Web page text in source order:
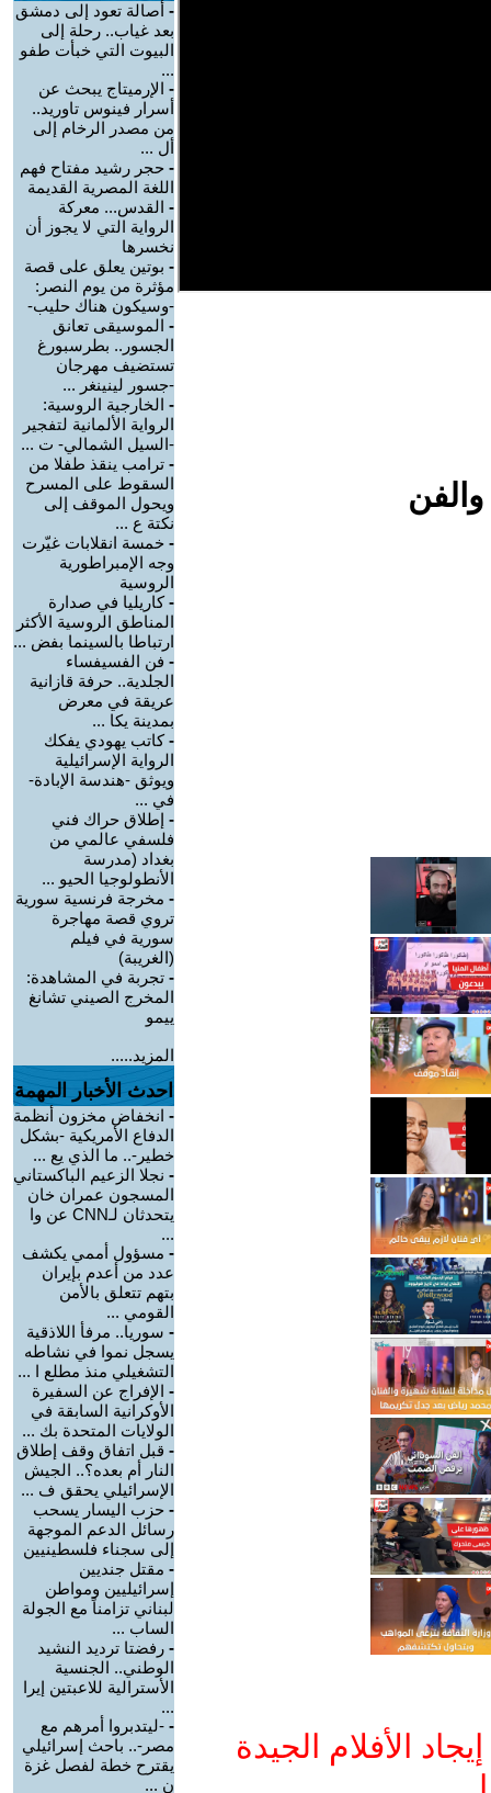
الأفلام الجيدة
- أصالة تعود إلى دمشق
بعد غياب.. رحلة إلى
البيوت التي خبأت طفو
...
- الإرميتاج يبحث عن
أسرار فينوس تاوريد..
من مصدر الرخام إلى
أل ...
- حجر رشيد مفتاح فهم
اللغة المصرية القديمة
- القدس... معركة
الرواية التي لا يجوز أن
نخسرها
- بوتين يعلق على قصة
مؤثرة من يوم النصر:
-وسيكون هناك حليب-
- الموسيقى تعانق
الجسور.. بطرسبورغ
تستضيف مهرجان
-جسور لينينغر ...
- الخارجية الروسية:
الرواية الألمانية لتفجير
-السيل الشمالي- ت ...
- ترامب ينقذ طفلا من
السقوط على المسرح
ويحول الموقف إلى
نكتة ع ...
- خمسة انقلابات غيّرت
وجه الإمبراطورية
الروسية
-كاريليا في صدارة
المناطق الروسية الأكثر
ارتباطا بالسينما بفض ...
- فن الفسيفساء
الجلدية.. حرفة قازانية
عريقة في معرض
بمدينة يكا ...
-كاتب يهودي يفكك
الرواية الإسرائيلية
ويوثق -هندسة الإبادة-
في ...
- إطلاق حراك فني
فلسفي عالمي من
بغداد (مدرسة
الأنطولوجيا الحيو ...
- مخرجة فرنسية سورية
تروي قصة مهاجرة
سورية في فيلم
(الغريبة)
- تجربة في المشاهدة:
المخرج الصيني تشانغ
ييمو
المزيد.....
احدث الأخبار المهمة
- انخفاض مخزون أنظمة
الدفاع الأمريكية -بشكل
خطير-.. ما الذي يع ...
- نجلا الزعيم الباكستاني
المسجون عمران خان
يتحدثان لـCNN عن وا
...
- مسؤول أممي يكشف
عدد من أعدم بإيران
بتهم تتعلق بالأمن
القومي ...
- سوريا.. مرفأ اللاذقية
يسجل نموا في نشاطه
التشغيلي منذ مطلع ا ...
- الإفراج عن السفيرة
الأوكرانية السابقة في
الولايات المتحدة بك ...
- قبل اتفاق وقف إطلاق
النار أم بعده؟.. الجيش
الإسرائيلي يحقق ف ...
- حزب اليسار يسحب
رسائل الدعم الموجهة
إلى سجناء فلسطينيين
- مقتل جنديين
إسرائيليين ومواطن
لبناني تزامناً مع الجولة
الساب ...
- رفضتا ترديد النشيد
الوطني.. الجنسية
الأسترالية للاعبتين إيرا
...
- -ليتدبروا أمرهم مع
مصر-.. باحث إسرائيلي
يقترح خطة لفصل غزة
ن ...